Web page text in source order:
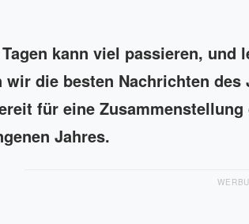
Tagen kann viel passieren,
wir die besten Nachrichten des
für eine
Jahres.